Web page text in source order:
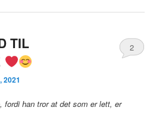
TIL
2021
2
fordi han tror at det som er lett, er